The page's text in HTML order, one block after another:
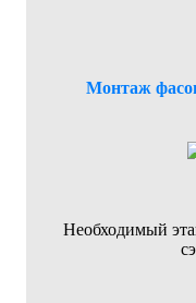
Монтаж
Необходимый